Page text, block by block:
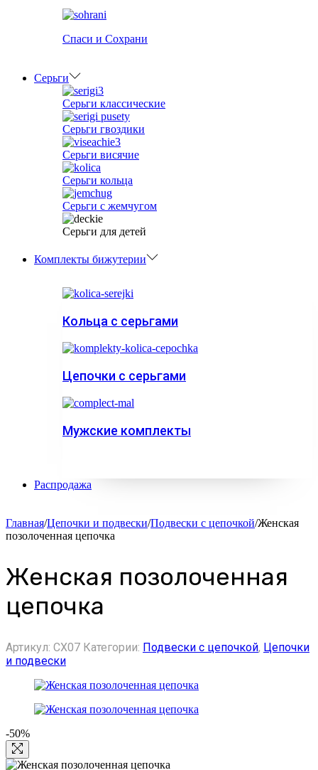
Спаси и Сохрани
Серьги
Серьги классические
Серьги гвоздики
Серьги висячие
Серьги кольца
Серьги с жемчугом
Серьги для детей
Комплекты бижутерии
Кольца с серьгами
Цепочки с серьгами
Мужские комплекты
Распродажа
Главная/Цепочки и подвески/Подвески с цепочкой/Женская
позолоченная цепочка
Женская позолоченная
цепочка
Артикул: CX07 Категории: Подвески с цепочкой, Цепочки
и подвески
-50%